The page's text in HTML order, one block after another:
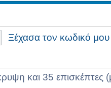
Ξέχασα τον κωδικό μου
και 35 επισκέπτες